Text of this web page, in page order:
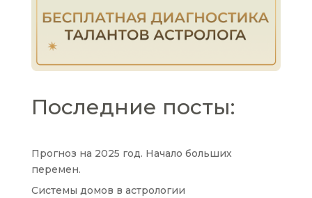
Последние посты:
Прогноз на 2025 год. Начало больших
перемен.
Системы домов в астрологии